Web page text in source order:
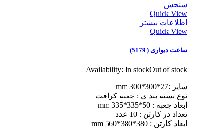
سنجش
Quick View
اطلاعات بیشتر
Quick View
ساعت دیواری ( 5179)
Availability:In stockOut of stock
سایز :27*300*300 mm
نوع بسته بند ی : جعبه کرافت
ابعاد جعبه : 50*335*335 mm
تعداد در کارتن : 10 عدد
ابعاد کارتن : 380*380*560 mm